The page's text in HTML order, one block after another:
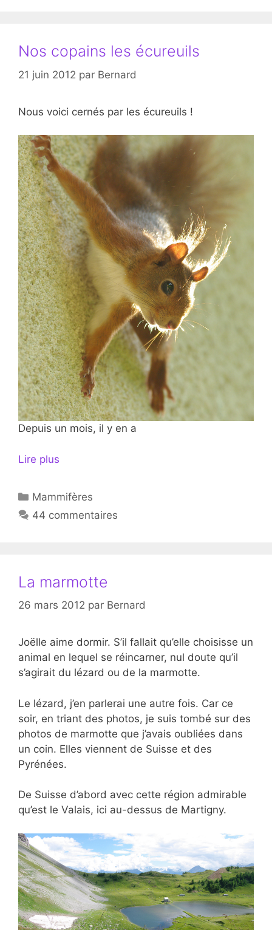
Nos copains les écureuils
21 juin 2012 par Bernard
Nous voici cernés par les écureuils !
Depuis un mois, il y en a
Lire plus
Catégories
Mammifères
44 commentaires
La marmotte
26 mars 2012 par Bernard
Joëlle aime dormir. S’il fallait qu’elle choisisse un
animal en lequel se réincarner, nul doute qu’il
s’agirait du lézard ou de la marmotte.
Le lézard, j’en parlerai une autre fois. Car ce
soir, en triant des photos, je suis tombé sur des
photos de marmotte que j’avais oubliées dans
un coin. Elles viennent de Suisse et des
Pyrénées.
De Suisse d’abord avec cette région admirable
qu’est le Valais, ici au-dessus de Martigny.